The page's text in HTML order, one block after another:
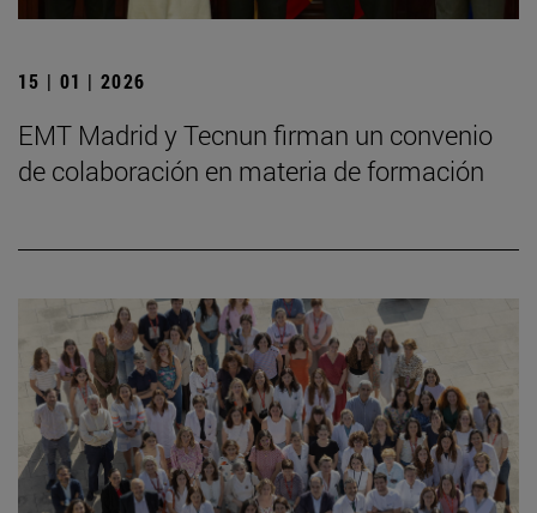
15 | 01 | 2026
EMT Madrid y Tecnun firman un convenio
de colaboración en materia de formación